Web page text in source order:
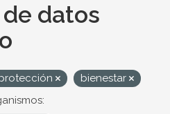
datos
bienestar